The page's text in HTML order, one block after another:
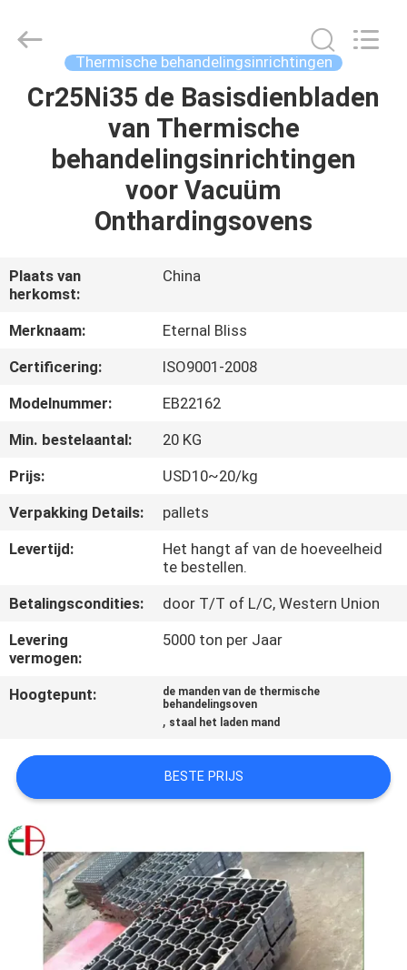
HUIS
PRODUCTEN
ONGEVEER
ONS
FABRIEKSREIS
KWALITEITSCONTROLE
CONTACTEER
ONS
NIEUWS
OM
EEN
SITEMAP
PRIVACYBELEID
Casting
Reserved.
Thermische behandelingsinrichtingen
Cr25Ni35 de Basisdienbladen
van Thermische
behandelingsinrichtingen
voor Vacuüm
Onthardingsovens
Plaats van
herkomst:
China
Merknaam:
Eternal Bliss
Certificering:
ISO9001-2008
Modelnummer:
EB22162
Min. bestelaantal:
20 KG
Prijs:
USD10~20/kg
Verpakking Details:
pallets
Levertijd:
Het hangt af van de hoeveelheid
te bestellen.
Betalingscondities:
door T/T of L/C, Western Union
Levering
vermogen:
5000 ton per Jaar
Hoogtepunt:
de manden van de thermische
behandelingsoven
, staal het laden mand
BESTE PRIJS